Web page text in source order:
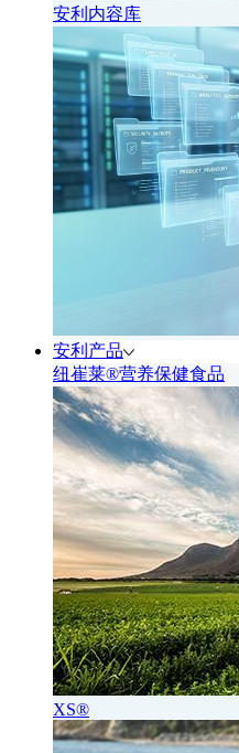
安利内容库
安利产品
纽崔莱®营养保健食品
XS®